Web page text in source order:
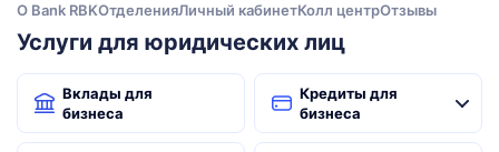
О Bank RBKОтделенияЛичный кабинетКолл центрОтзывы
Услуги для юридических лиц
Вклады для
бизнеса
Кредиты для
бизнеса